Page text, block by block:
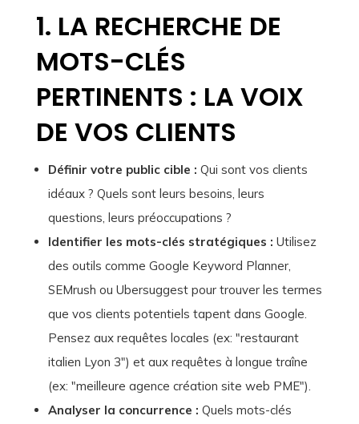
1. LA RECHERCHE DE
MOTS-CLÉS
PERTINENTS : LA VOIX
DE VOS CLIENTS
Définir votre public cible : Qui sont vos clients
idéaux ? Quels sont leurs besoins, leurs
questions, leurs préoccupations ?
Identifier les mots-clés stratégiques : Utilisez
des outils comme Google Keyword Planner,
SEMrush ou Ubersuggest pour trouver les termes
que vos clients potentiels tapent dans Google.
Pensez aux requêtes locales (ex: "restaurant
italien Lyon 3") et aux requêtes à longue traîne
(ex: "meilleure agence création site web PME").
Analyser la concurrence : Quels mots-clés